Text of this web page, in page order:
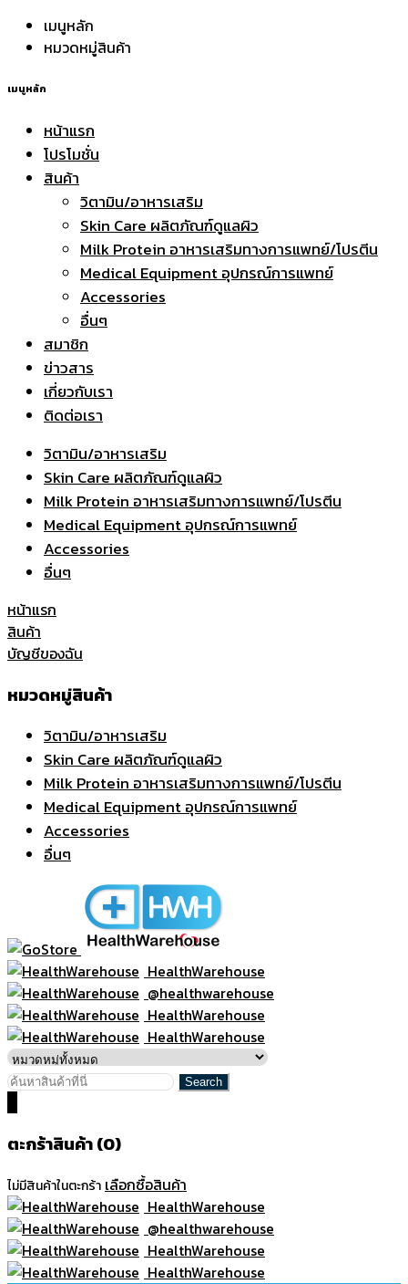
เมนูหลัก
หมวดหมู่สินค้า
เมนูหลัก
หน้าแรก
โปรโมชั่น
สินค้า
วิตามิน/อาหารเสริม
Skin Care ผลิตภัณฑ์ดูแลผิว
Milk Protein อาหารเสริมทางการแพทย์/โปรตีน
Medical Equipment อุปกรณ์การแพทย์
Accessories
อื่นๆ
สมาชิก
ข่าวสาร
เกี่ยวกับเรา
ติดต่อเรา
วิตามิน/อาหารเสริม
Skin Care ผลิตภัณฑ์ดูแลผิว
Milk Protein อาหารเสริมทางการแพทย์/โปรตีน
Medical Equipment อุปกรณ์การแพทย์
Accessories
อื่นๆ
หน้าแรก
สินค้า
บัญชีของฉัน
หมวดหมู่สินค้า
วิตามิน/อาหารเสริม
Skin Care ผลิตภัณฑ์ดูแลผิว
Milk Protein อาหารเสริมทางการแพทย์/โปรตีน
Medical Equipment อุปกรณ์การแพทย์
Accessories
อื่นๆ
HealthWarehouse
@healthwarehouse
HealthWarehouse
HealthWarehouse
ตะกร้าสินค้า (0)
ไม่มีสินค้าในตะกร้า เลือกซื้อสินค้า
HealthWarehouse
@healthwarehouse
HealthWarehouse
HealthWarehouse